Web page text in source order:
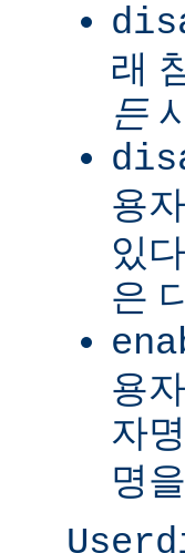
래
든
용
있
은
용
자
명